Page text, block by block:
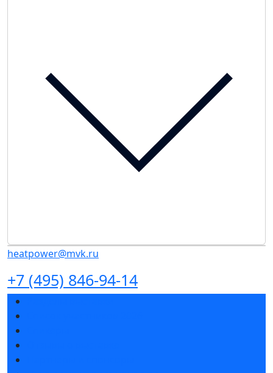
heatpower@mvk.ru
+7 (495) 846-94-14